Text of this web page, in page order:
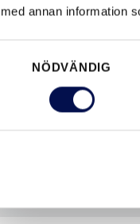
med annan information
NÖDVÄNDIG